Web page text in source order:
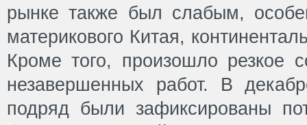
рынке также был слабым,
материкового Китая,
Кроме того, произошло резкое
незавершенных работ. В
подряд были зафиксированы